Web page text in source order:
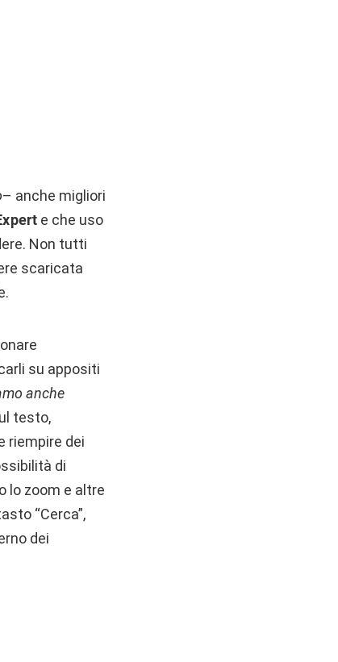
– anche migliori
e che uso
Non tutti
scaricata
su appositi
anche
testo,
riempire dei
di
lo zoom e altre
“Cerca”,
dei